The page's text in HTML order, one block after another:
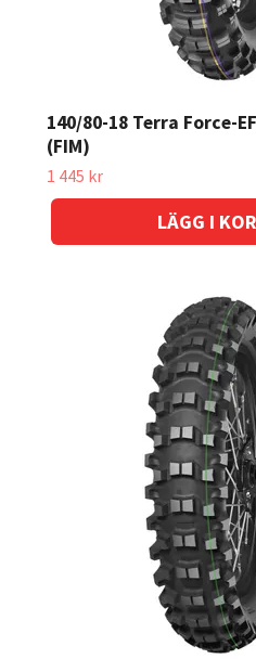
140/80-18 Terra Force-
(FIM)
1 445 kr